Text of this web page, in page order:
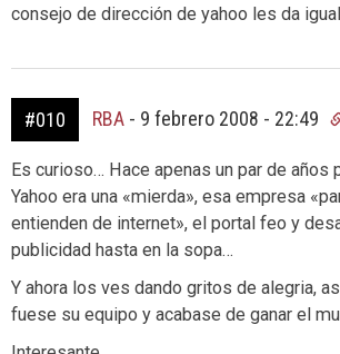
consejo de dirección de yahoo les da
#010 RBA - 9 febrero 2008 - 22:49
Es curioso… Hace apenas un par de años
Yahoo era una «mierda», esa empresa
entienden de internet», el portal feo y
publicidad hasta en la sopa…
Y ahora los ves dando gritos de alegria,
fuese su equipo y acabase de ganar el